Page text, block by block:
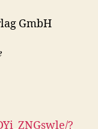
GmbH
?